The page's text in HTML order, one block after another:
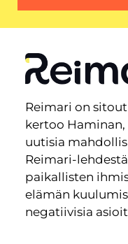
Reimari on
kertoo
uutisia
Reimari-
paikallisten
elämän
negatiivisia